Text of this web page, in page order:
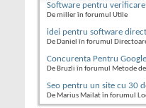
Software pentru
De miller în forumul Utile
idei pentru software
De Daniel în forumul
Concurenta Pentru
De Bruzli în forumul Metode
Seo pentru un site cu 30
De Marius Mailat în forumul